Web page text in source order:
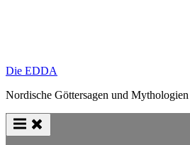
Die EDDA
Nordische Göttersagen und Mythologien